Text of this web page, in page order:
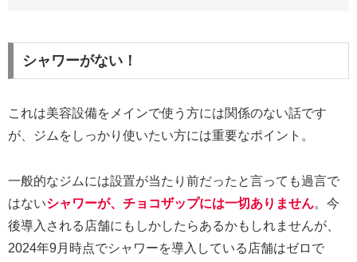
シャワーがない！
これは美容設備をメインで使う方には関係のない話です
が、ジムをしっかり使いたい方には重要なポイント。
一般的なジムには設置が当たり前だったと言っても過言で
はないシャワーが、チョコザップには一切ありません。今
後導入される店舗にもしかしたらあるかもしれませんが、
2024年9月時点でシャワーを導入している店舗はゼロで